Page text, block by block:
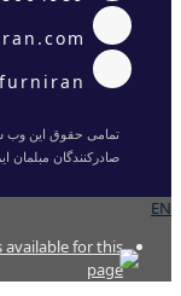
تمامی حقوق این وب
صادرکنندگان مبلمان
EN
for this
page